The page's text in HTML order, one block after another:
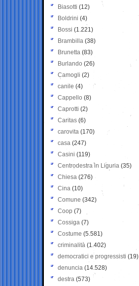
Biasotti (12)
Boldrini (4)
Bossi (1.221)
Brambilla (38)
Brunetta (83)
Burlando (26)
Camogli (2)
canile (4)
Cappello (8)
Caprotti (2)
Caritas (6)
carovita (170)
casa (247)
Casini (119)
Centrodestra in Liguria (35)
Chiesa (276)
Cina (10)
Comune (342)
Coop (7)
Cossiga (7)
Costume (5.581)
criminalità (1.402)
democratici e progressisti (19)
denuncia (14.528)
destra (573)